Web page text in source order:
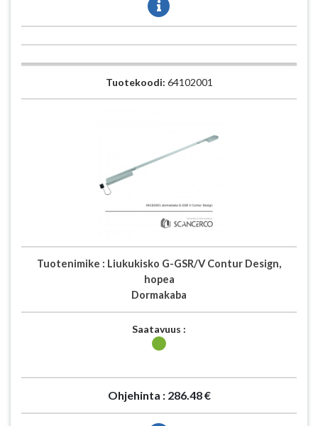
Tuotekoodi: 64102001
Tuotenimike : Liukukisko G-GSR/V Contur Design,
hopea
Dormakaba
Saatavuus :
Ohjehinta : 286.48 €